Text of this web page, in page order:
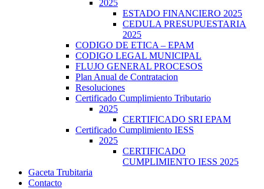
2025
ESTADO FINANCIERO 2025
CEDULA PRESUPUESTARIA
2025
CODIGO DE ETICA – EPAM
CODIGO LEGAL MUNICIPAL
FLUJO GENERAL PROCESOS
Plan Anual de Contratacion
Resoluciones
Certificado Cumplimiento Tributario
2025
CERTIFICADO SRI EPAM
Certificado Cumplimiento IESS
2025
CERTIFICADO
CUMPLIMIENTO IESS 2025
Gaceta Trubitaria
Contacto